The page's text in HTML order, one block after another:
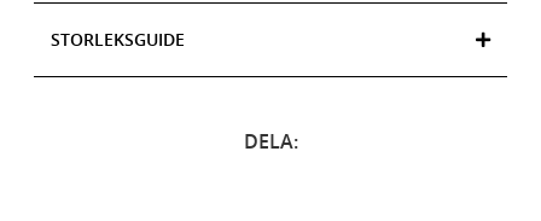
STORLEKSGUIDE
DELA: